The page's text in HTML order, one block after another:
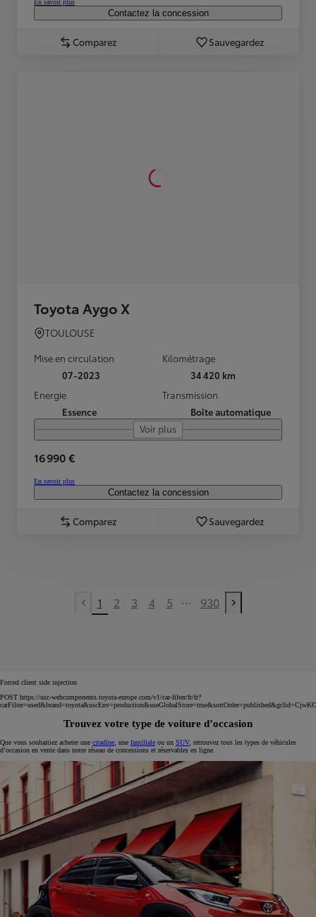
En savoir plus
Contactez la concession
Comparez Sauvegardez
Toyota Aygo X
TOULOUSE
Mise en circulation
07-2023
Kilométrage
34 420 km
Energie
Essence
Transmission
Boîte automatique
Voir plus
16 990 €
En savoir plus
Contactez la concession
Comparez Sauvegardez
Previous page
1 2 3 4 5 ... 930
Next page
Forced client side injection
POST https://usc-webcomponents.toyota-europe.com/v1/car-filter/fr/fr?
Trouvez votre type de voiture d’occasion
Que vous souhaitiez acheter une citadine , une familiale ou un SUV, retrouvez tous les types de véhicules
d’occasion en vente dans notre réseau de concessions et réservables en ligne.